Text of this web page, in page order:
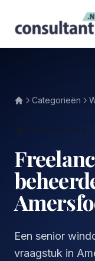
Categorieën
Een senior
vraagstuk in